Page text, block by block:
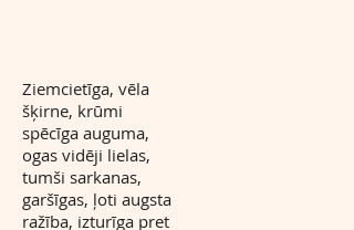
Ziemcietīga, vēla
šķirne, krūmi
spēcīga auguma,
ogas vidēji lielas,
tumši sarkanas,
garšīgas, ļoti augsta
ražība, izturīga pret